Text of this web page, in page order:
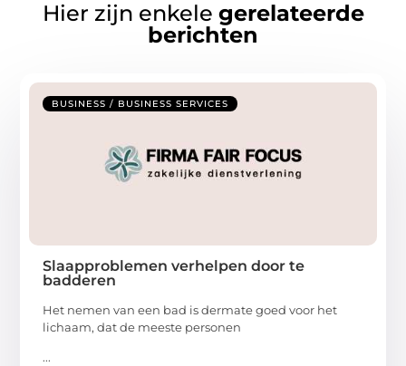
Hier zijn enkele gerelateerde
berichten
BUSINESS / BUSINESS SERVICES
Slaapproblemen verhelpen door te
badderen
Het nemen van een bad is dermate goed voor het
lichaam, dat de meeste personen
...